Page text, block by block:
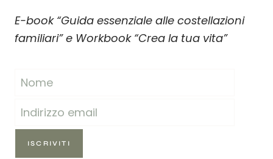
E-book “Guida essenziale alle costellazioni
familiari” e Workbook “Crea la tua vita”